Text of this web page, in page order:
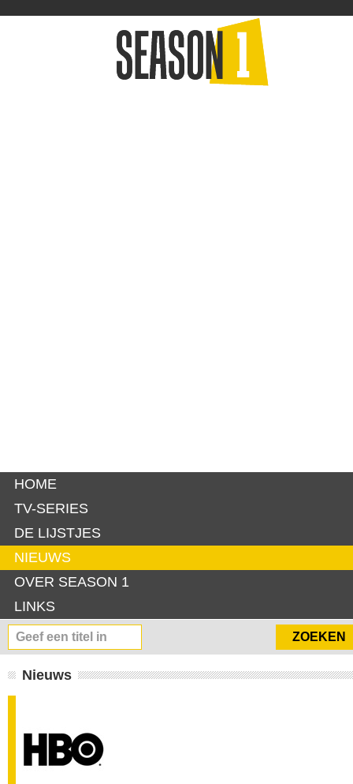
HOME
TV-SERIES
DE LIJSTJES
NIEUWS
OVER SEASON 1
LINKS
Nieuws